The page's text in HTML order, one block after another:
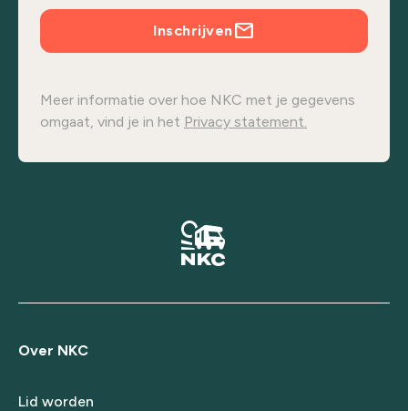
Inschrijven
Meer informatie over hoe NKC met je gegevens
omgaat, vind je in het Privacy statement.
Over NKC
Lid worden